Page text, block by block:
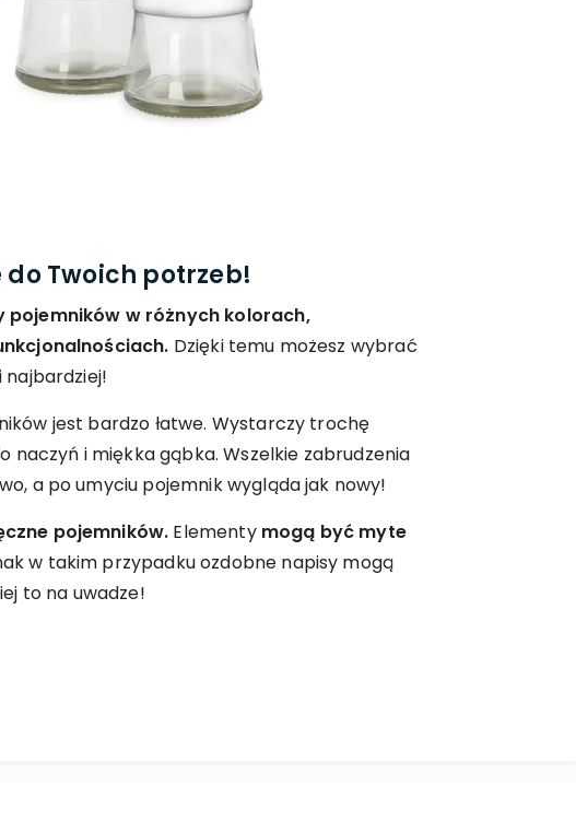
do Twoich potrzeb!
pojemników w różnych kolorach,
Dzięki temu możesz wybrać
najbardziej!
jest bardzo łatwe. Wystarczy trochę
naczyń i miękka gąbka. Wszelkie zabrudzenia
a po umyciu pojemnik wygląda jak nowy!
pojemników. Elementy mogą być myte
w takim przypadku ozdobne napisy mogą
to na uwadze!